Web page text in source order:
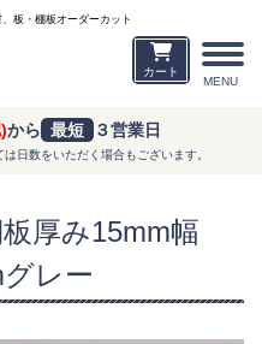
MENU
板・棚板オーダーカット
カート
から 最短 ３営業日
日数をいただく場合もございます。
厚み15mm幅
レー